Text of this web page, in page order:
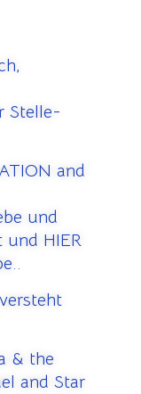
Stelle-
and
und
und HIER
& the
and Star